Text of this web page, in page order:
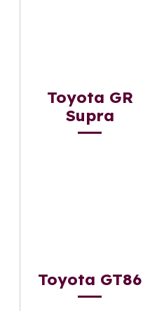
Toyota GR
Supra
Toyota GT86